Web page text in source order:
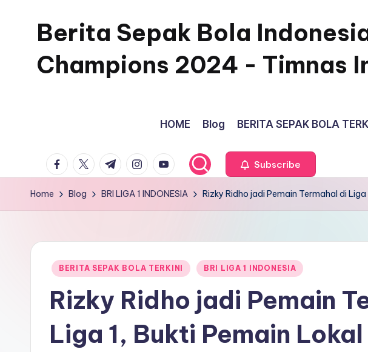
content
Berita Sepak Bola
Champions 2024 - Timnas
HOME Blog BERITA SEPAK BOLA
facebook.com
twitter.com
t.me instagram.com
youtube.com Subscribe
Home Blog BRI LIGA 1 INDONESIA Rizky Ridho jadi Pemain Termahal di
Posted
BERITA SEPAK BOLA TERKINI BRI LIGA 1 INDONESIA
Rizky Ridho jadi Pemain
Liga 1, Bukti Pemain